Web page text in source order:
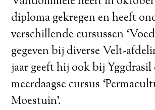
diploma gekregen en heeft
verschillende cursussen
gegeven bij diverse Velt-
jaar geeft hij ook bij Yggdrasil
meerdaagse cursus
Moestuin’.